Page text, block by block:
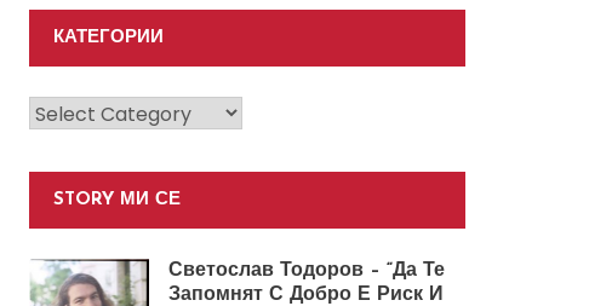
КАТЕГОРИИ
Категории
STORY МИ СЕ
Светослав Тодоров – “Да Те
Запомнят С Добро Е Риск И